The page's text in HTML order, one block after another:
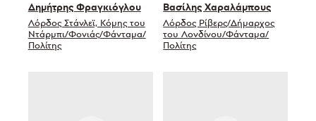
Δημήτρης Φραγκιόγλου
Λόρδος Στάνλεϊ, Κόμης του
Ντάρμπι/Φονιάς/Φάνταμα/
Πολίτης
Βασίλης Χαραλάμπους
Λόρδος Ρίβερς/Δήμαρχος
του Λονδίνου/Φάνταμα/
Πολίτης